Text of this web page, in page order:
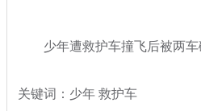
少年遭救护车撞飞后被两车
关键词：少年 救护车